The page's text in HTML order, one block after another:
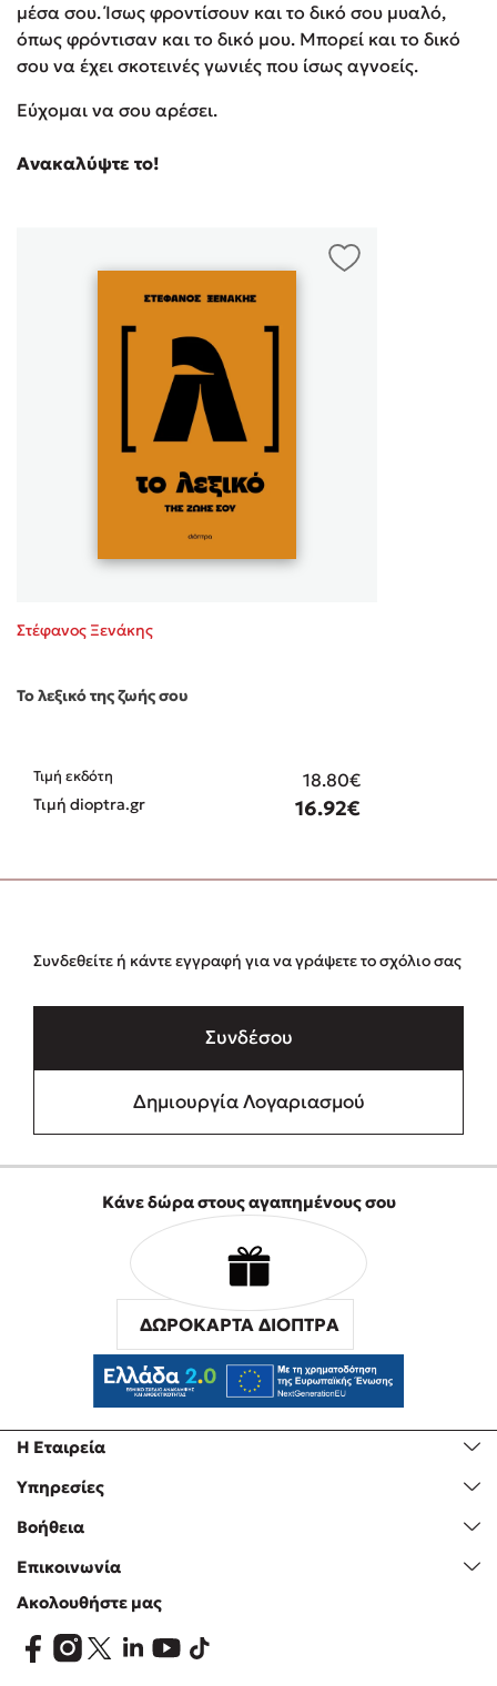
μέσα σου. Ίσως φροντίσουν και το δικό σου μυαλό,
όπως φρόντισαν και το δικό μου. Μπορεί και το δικό
σου να έχει σκοτεινές γωνιές που ίσως αγνοείς.
Εύχομαι να σου αρέσει.
Ανακαλύψτε το!
Στέφανος Ξενάκης
Το λεξικό της ζωής σου
Τιμή εκδότη 18.80€
Τιμή dioptra.gr 16.92€
Συνδεθείτε ή κάντε εγγραφή για να γράψετε το σχόλιο σας
Συνδέσου
Δημιουργία Λογαριασμού
Η Εταιρεία
Υπηρεσίες
Βοήθεια
Επικοινωνία
Κάνε δώρα στους αγαπημένους σου
ΔΩΡΟΚΑΡΤΑ ΔΙΟΠΤΡΑ
Ακολουθήστε μας